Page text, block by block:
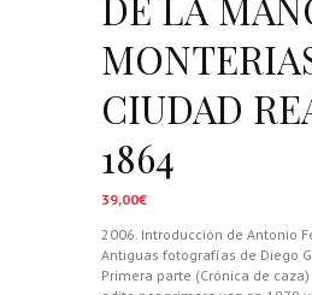
CIUDAD
1864
39,00€
2006. Introducción de Antonio
Antiguas fotografías de Diego
Primera parte (Crónica de